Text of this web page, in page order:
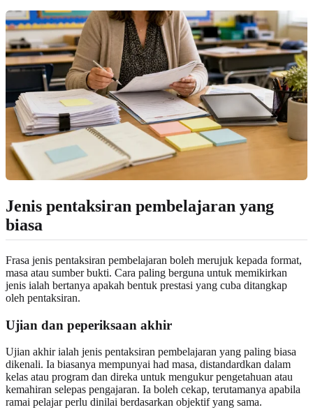
Jenis pentaksiran pembelajaran yang
biasa
Frasa jenis pentaksiran pembelajaran boleh merujuk kepada format,
masa atau sumber bukti. Cara paling berguna untuk memikirkan
jenis ialah bertanya apakah bentuk prestasi yang cuba ditangkap
oleh pentaksiran.
Ujian dan peperiksaan akhir
Ujian akhir ialah jenis pentaksiran pembelajaran yang paling biasa
dikenali. Ia biasanya mempunyai had masa, distandardkan dalam
kelas atau program dan direka untuk mengukur pengetahuan atau
kemahiran selepas pengajaran. Ia boleh cekap, terutamanya apabila
ramai pelajar perlu dinilai berdasarkan objektif yang sama.